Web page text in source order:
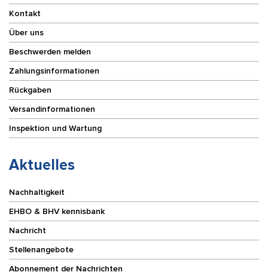
Kontakt
Über uns
Beschwerden melden
Zahlungsinformationen
Rückgaben
Versandinformationen
Inspektion und Wartung
Aktuelles
Nachhaltigkeit
EHBO & BHV kennisbank
Nachricht
Stellenangebote
Abonnement der Nachrichten